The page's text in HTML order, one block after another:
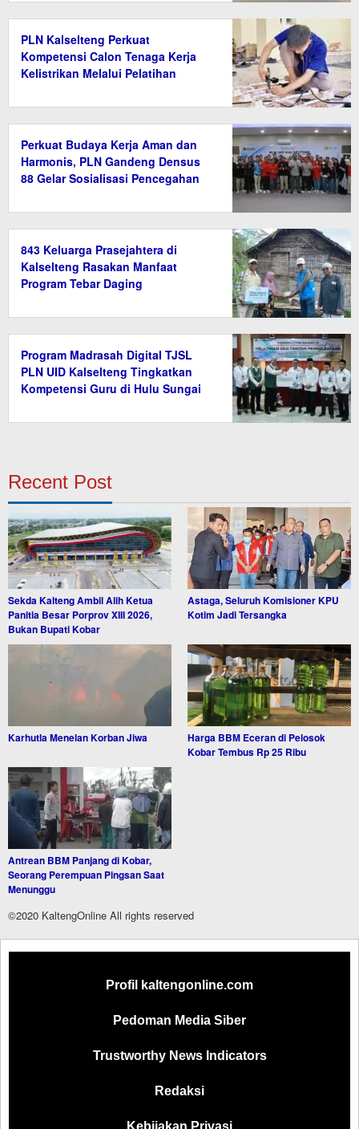
PLN Kalselteng Perkuat
Kompetensi Calon Tenaga Kerja
Kelistrikan Melalui Pelatihan
Perkuat Budaya Kerja Aman dan
Harmonis, PLN Gandeng Densus
88 Gelar Sosialisasi Pencegahan
843 Keluarga Prasejahtera di
Kalselteng Rasakan Manfaat
Program Tebar Daging
Program Madrasah Digital TJSL
PLN UID Kalselteng Tingkatkan
Kompetensi Guru di Hulu Sungai
Recent Post
Sekda Kalteng Ambil Alih Ketua
Panitia Besar Porprov XIII 2026,
Bukan Bupati Kobar
Astaga, Seluruh Komisioner KPU
Kotim Jadi Tersangka
Karhutla Menelan Korban Jiwa
Harga BBM Eceran di Pelosok
Kobar Tembus Rp 25 Ribu
Antrean BBM Panjang di Kobar,
Seorang Perempuan Pingsan Saat
Menunggu
©2020 KaltengOnline All rights reserved
Profil kaltengonline.com
Pedoman Media Siber
Trustworthy News Indicators
Redaksi
Kebijakan Privasi